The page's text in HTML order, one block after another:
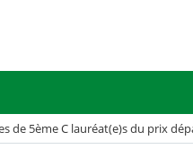
de 5ème C lauréat(e)s du prix